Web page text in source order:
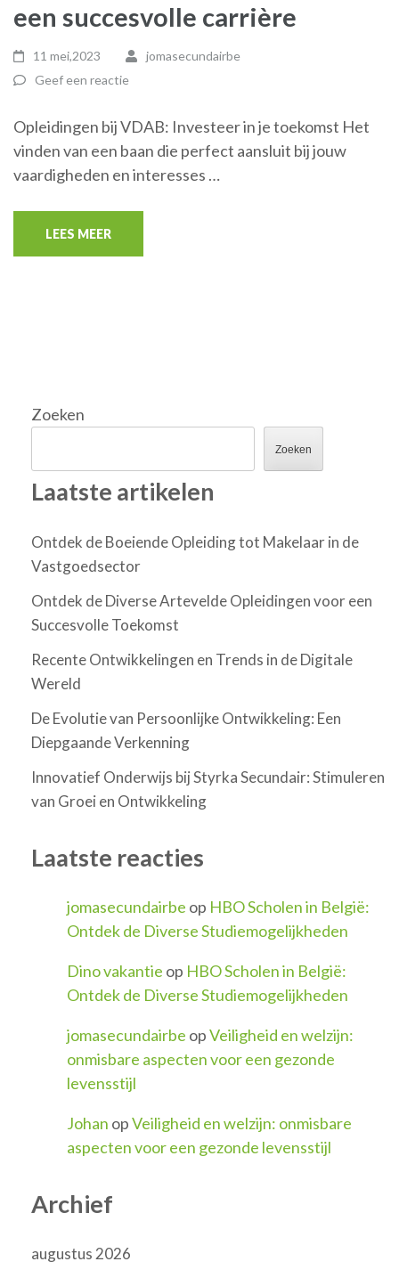
een succesvolle carrière
11 mei,2023
jomasecundairbe
Geef een reactie
Opleidingen bij VDAB: Investeer in je toekomst Het
vinden van een baan die perfect aansluit bij jouw
vaardigheden en interesses …
LEES MEER
Zoeken
Zoeken
Laatste artikelen
Ontdek de Boeiende Opleiding tot Makelaar in de
Vastgoedsector
Ontdek de Diverse Artevelde Opleidingen voor een
Succesvolle Toekomst
Recente Ontwikkelingen en Trends in de Digitale
Wereld
De Evolutie van Persoonlijke Ontwikkeling: Een
Diepgaande Verkenning
Innovatief Onderwijs bij Styrka Secundair: Stimuleren
van Groei en Ontwikkeling
Laatste reacties
jomasecundairbe op HBO Scholen in België:
Ontdek de Diverse Studiemogelijkheden
Dino vakantie op HBO Scholen in België:
Ontdek de Diverse Studiemogelijkheden
jomasecundairbe opVeiligheid en welzijn:
onmisbare aspecten voor een gezonde
levensstijl
Johan opVeiligheid en welzijn: onmisbare
aspecten voor een gezonde levensstijl
Archief
augustus 2026